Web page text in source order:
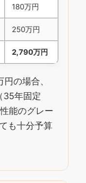
180万円
250万円
2,790万円
の場合、
（35年固定
能のグレー
も十分予算